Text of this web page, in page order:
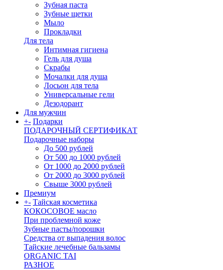
Зубная паста
Зубные щетки
Мыло
Прокладки
Для тела
Интимная гигиена
Гель для душа
Скрабы
Мочалки для душа
Лосьон для тела
Универсальные гели
Дезодорант
Для мужчин
+- Подарки
ПОДАРОЧНЫЙ СЕРТИФИКАТ
Подарочные наборы
До 500 рублей
От 500 до 1000 рублей
От 1000 до 2000 рублей
От 2000 до 3000 рублей
Свыше 3000 рублей
Премиум
+- Тайская косметика
КОКОСОВОЕ масло
При проблемной коже
Зубные пасты/порошки
Средства от выпадения волос
Тайские лечебные бальзамы
ORGANIC TAI
РАЗНОЕ